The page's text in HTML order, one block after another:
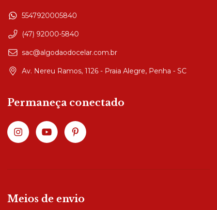
5547920005840
(47) 92000-5840
sac@algodaodocelar.com.br
Av. Nereu Ramos, 1126 - Praia Alegre, Penha - SC
Permaneça conectado
Meios de envio